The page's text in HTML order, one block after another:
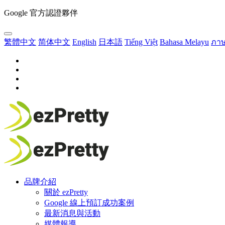
Google 官方認證夥伴
繁體中文 简体中文 English 日本語 Tiếng Việt Bahasa Melayu ภา
品牌介紹
關於 ezPretty
Google 線上預訂成功案例
最新消息與活動